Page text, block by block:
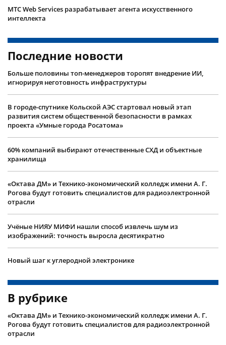
МТС Web Services разрабатывает агента искусственного
интеллекта
Последние новости
Больше половины топ-менеджеров торопят внедрение ИИ,
игнорируя неготовность инфраструктуры
В городе-спутнике Кольской АЭС стартовал новый этап
развития систем общественной безопасности в рамках
проекта «Умные города Росатома»
60% компаний выбирают отечественные СХД и объектные
хранилища
«Октава ДМ» и Технико-экономический колледж имени А. Г.
Рогова будут готовить специалистов для радиоэлектронной
отрасли
Учëные НИЯУ МИФИ нашли способ извлечь шум из
изображений: точность выросла десятикратно
Новый шаг к углеродной электронике
В рубрике
«Октава ДМ» и Технико-экономический колледж имени А. Г.
Рогова будут готовить специалистов для радиоэлектронной
отрасли